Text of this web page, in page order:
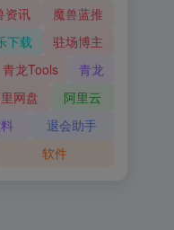
资讯
魔兽蓝推
下载
驻场博主
青龙Tools
青龙
网盘
阿里云
退会助手
软件